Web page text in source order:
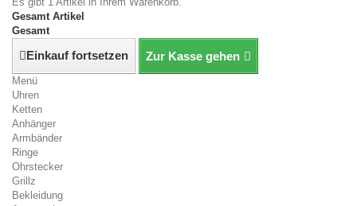
Gesamt Artikel
Gesamt
Einkauf fortsetzen Zur Kasse gehen
Menü
Uhren
Ketten
Anhänger
Armbänder
Ringe
Ohrstecker
Grillz
Bekleidung